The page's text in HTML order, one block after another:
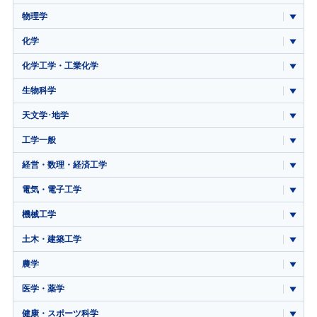
物理学
化学
化学工学・工業化学
生物科学
天文学･地学
工学一般
経営・数理・経済工学
電気・電子工学
機械工学
土木・建築工学
農学
医学・薬学
健康・スポーツ科学